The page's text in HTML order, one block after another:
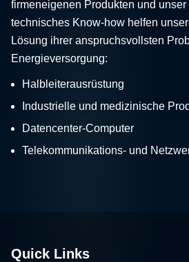
firmeneigenen Produkten und
technisches Know-how helfen
Lösung ihrer anspruchsvollsten
Energieversorgung:
Halbleiterausrüstung
Industrielle und medizinische
Datencenter-Computer
Telekommunikations- und
Quick Links